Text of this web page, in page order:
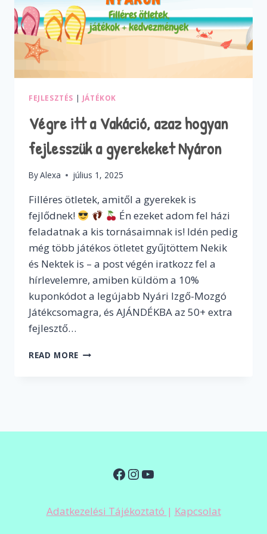
FEJLESZTÉS | JÁTÉKOK
Végre itt a Vakáció, azaz hogyan
fejlesszük a gyerekeket Nyáron
ByAlexa július 1, 2025
Filléres ötletek, amitől a gyerekek is
fejlődnek!
Én ezeket adom fel házi
feladatnak a kis tornásaimnak is! Idén pedig
még több játékos ötletet gyűjtöttem Nekik
és Nektek is – a post végén iratkozz fel a
hírlevelemre, amiben küldöm a 10%
kuponkódot a legújabb Nyári Izgő-Mozgó
Játékcsomagra, és AJÁNDÉKBA az 50+ extra
fejlesztő…
READ MORE VÉGRE
Facebook
Instagram
YouTube
Adatkezelési Tájékoztató | Kapcsolat